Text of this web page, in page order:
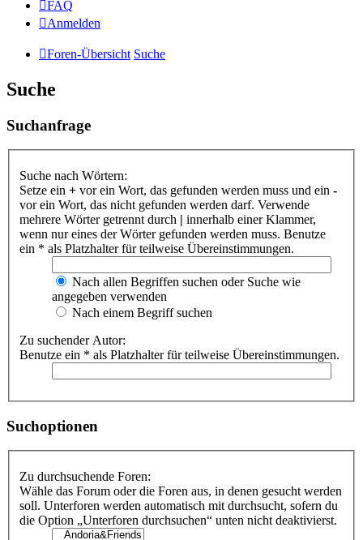
FAQ
Anmelden
Foren-Übersicht Suche
Suche
Suchanfrage
Suche nach Wörtern:
Setze ein + vor ein Wort, das gefunden werden muss und ein -
vor ein Wort, das nicht gefunden werden darf. Verwende
mehrere Wörter getrennt durch | innerhalb einer Klammer,
wenn nur eines der Wörter gefunden werden muss. Benutze
ein * als Platzhalter für teilweise Übereinstimmungen.
Nach allen Begriffen suchen oder Suche wie
angegeben verwenden
Nach einem Begriff suchen
Zu suchender Autor:
Benutze ein * als Platzhalter für teilweise Übereinstimmungen.
Suchoptionen
Zu durchsuchende Foren:
Wähle das Forum oder die Foren aus, in denen gesucht werden
soll. Unterforen werden automatisch mit durchsucht, sofern du
die Option „Unterforen durchsuchen“ unten nicht deaktivierst.